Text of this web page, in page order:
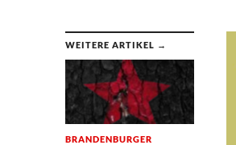
WEITERE ARTIKEL →
BRANDENBURGER